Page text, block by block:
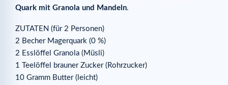
Quark mit Granola und Mandeln.
ZUTATEN (für 2 Personen)
2 Becher Magerquark (0 %)
2 Esslöffel Granola (Müsli)
1 Teelöffel brauner Zucker (Rohrzucker)
10 Gramm Butter (leicht)